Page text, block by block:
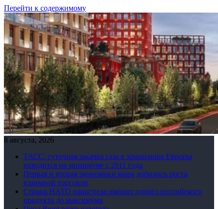
Перейти к содержимому
8 августа, 2026
ТАСС: суточная закачка газа в хранилища Европы
находится на минимуме с 2011 года
Первая и вторая экономики мира добились роста
взаимной торговли
Страна НАТО нарастила импорт одного российского
продукта до максимума